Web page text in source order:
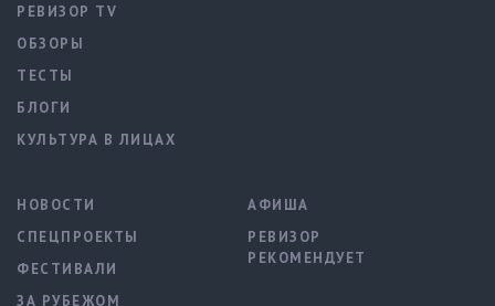
РЕВИЗОР TV
ОБЗОРЫ
ТЕСТЫ
БЛОГИ
КУЛЬТУРА В ЛИЦАХ
НОВОСТИ
СПЕЦПРОЕКТЫ
ФЕСТИВАЛИ
ЗА РУБЕЖОМ
АФИША
РЕВИЗОР
РЕКОМЕНДУЕТ